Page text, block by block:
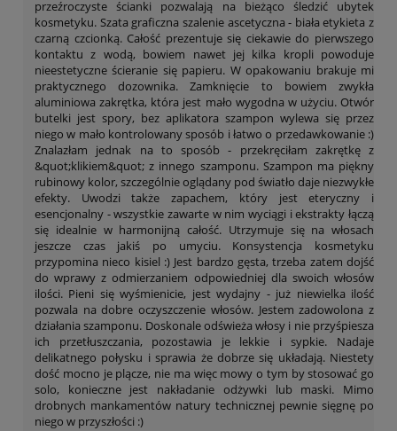
przeźroczyste ścianki pozwalają na bieżąco śledzić ubytek
kosmetyku. Szata graficzna szalenie ascetyczna - biała etykieta z
czarną czcionką. Całość prezentuje się ciekawie do pierwszego
kontaktu z wodą, bowiem nawet jej kilka kropli powoduje
nieestetyczne ścieranie się papieru. W opakowaniu brakuje mi
praktycznego dozownika. Zamknięcie to bowiem zwykła
aluminiowa zakrętka, która jest mało wygodna w użyciu. Otwór
butelki jest spory, bez aplikatora szampon wylewa się przez
niego w mało kontrolowany sposób i łatwo o przedawkowanie :)
Znalazłam jednak na to sposób - przekręciłam zakrętkę z
&quot;klikiem&quot; z innego szamponu. Szampon ma piękny
rubinowy kolor, szczególnie oglądany pod światło daje niezwykłe
efekty. Uwodzi także zapachem, który jest eteryczny i
esencjonalny - wszystkie zawarte w nim wyciągi i ekstrakty łączą
się idealnie w harmonijną całość. Utrzymuje się na włosach
jeszcze czas jakiś po umyciu. Konsystencja kosmetyku
przypomina nieco kisiel :) Jest bardzo gęsta, trzeba zatem dojść
do wprawy z odmierzaniem odpowiedniej dla swoich włosów
ilości. Pieni się wyśmienicie, jest wydajny - już niewielka ilość
pozwala na dobre oczyszczenie włosów. Jestem zadowolona z
działania szamponu. Doskonale odświeża włosy i nie przyśpiesza
ich przetłuszczania, pozostawia je lekkie i sypkie. Nadaje
delikatnego połysku i sprawia że dobrze się układają. Niestety
dość mocno je plącze, nie ma więc mowy o tym by stosować go
solo, konieczne jest nakładanie odżywki lub maski. Mimo
drobnych mankamentów natury technicznej pewnie sięgnę po
niego w przyszłości :)